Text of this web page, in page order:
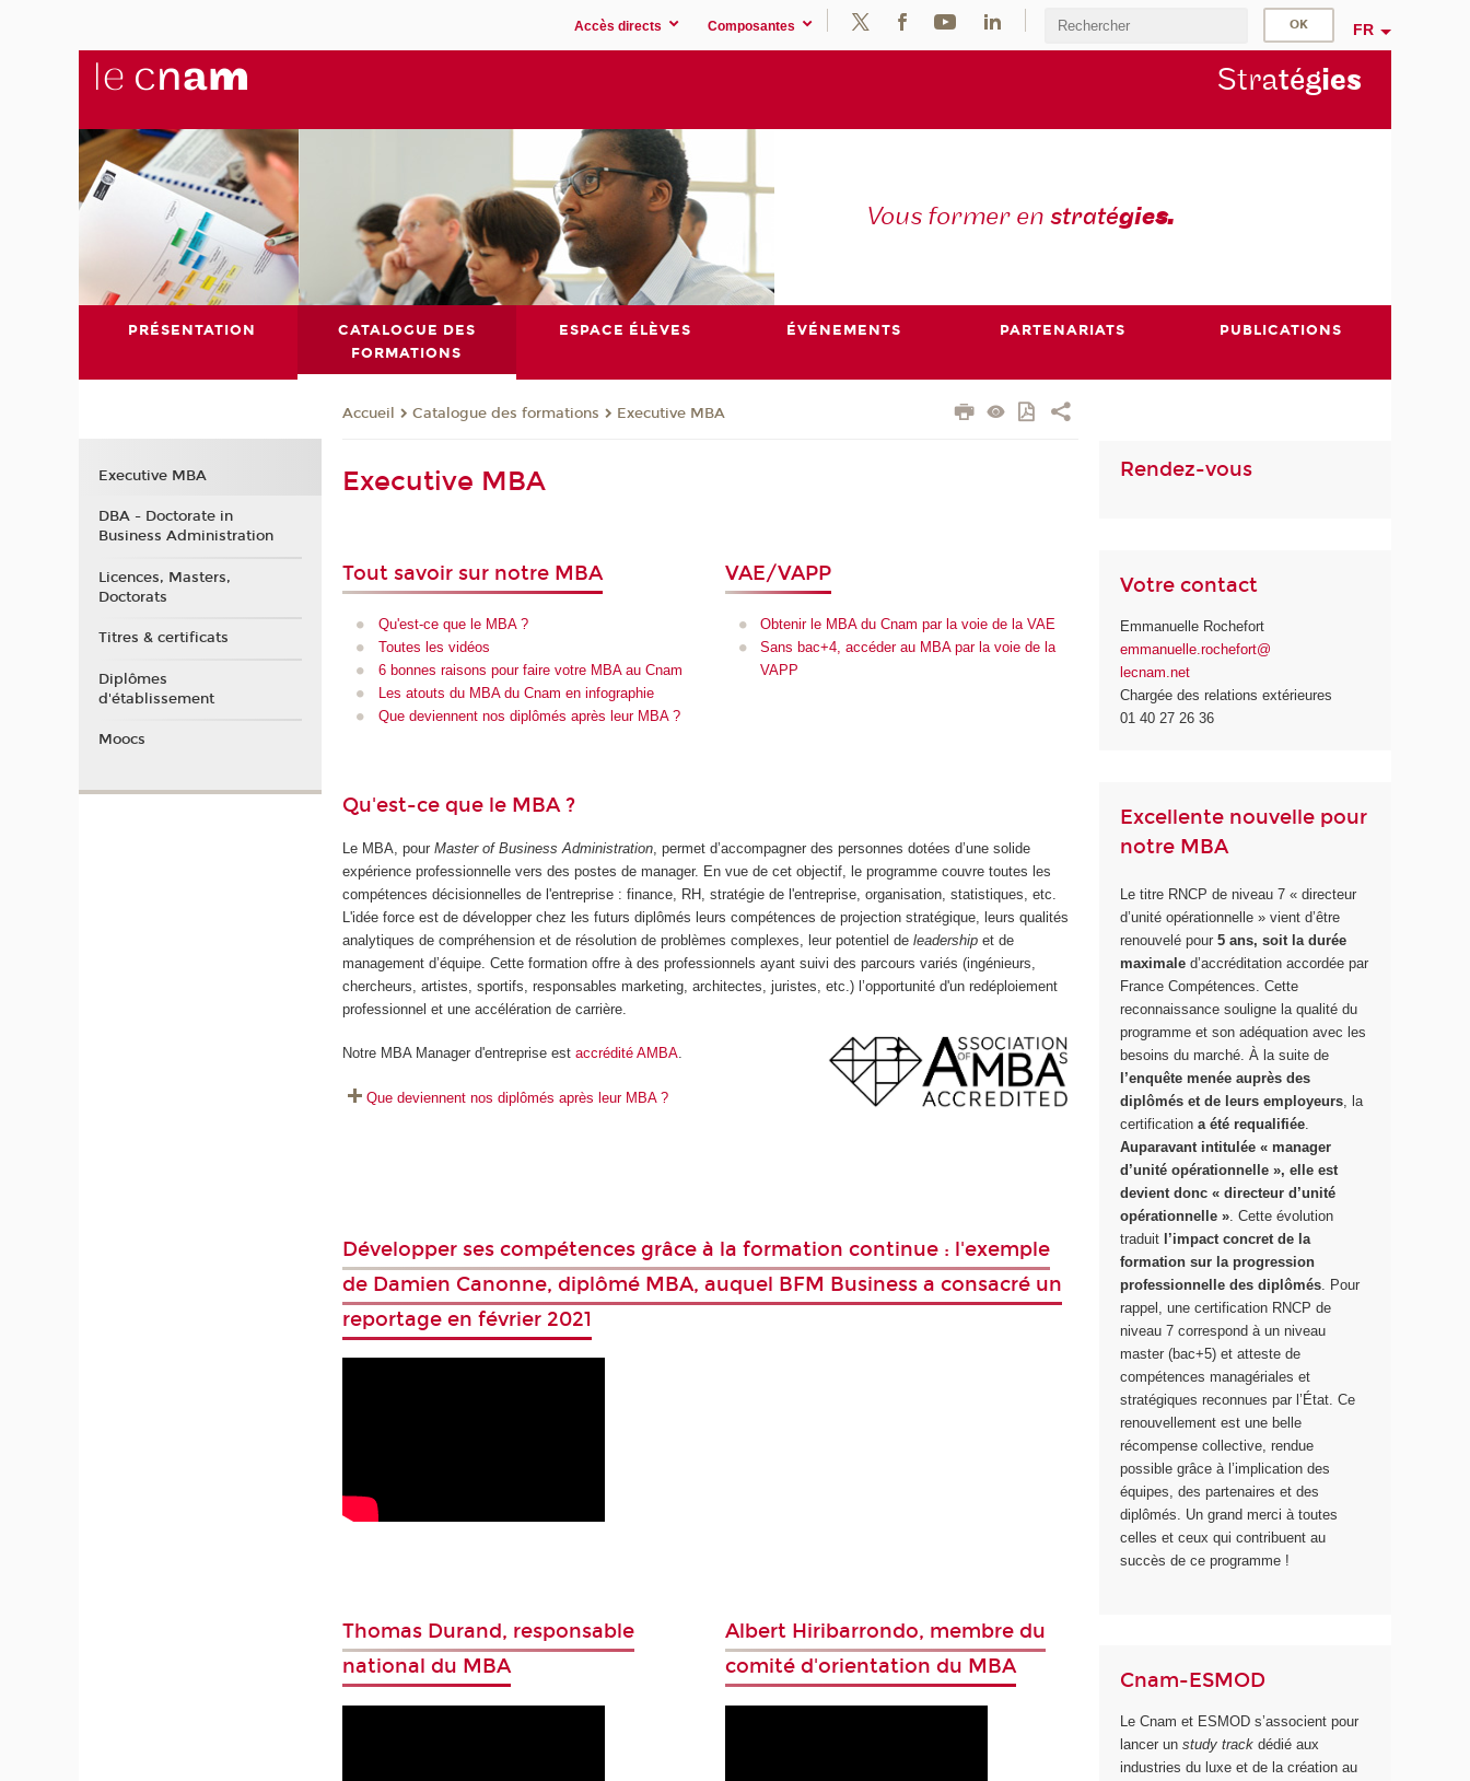
Accès directs Composantes FR
Stratégies
Vous former en stratégies.
PRÉSENTATION
CATALOGUE DES
FORMATIONS
ESPACE ÉLÈVES ÉVÉNEMENTS PARTENARIATS PUBLICATIONS
Accueil Catalogue des formations Executive MBA
Executive MBA
Tout savoir sur notre MBA
Qu'est-ce que le MBA ?
Toutes les vidéos
6 bonnes raisons pour faire votre MBA au Cnam
Les atouts du MBA du Cnam en infographie
Que deviennent nos diplômés après leur MBA ?
VAE/VAPP
Obtenir le MBA du Cnam par la voie de la VAE
Sans bac+4, accéder au MBA par la voie de la
VAPP
Qu'est-ce que le MBA ?
Le MBA, pourMaster of Business Administration , permet d’accompagner des personnes dotées d’une solide
expérience professionnelle vers des postes de manager. En vue de cet objectif, le programme couvre toutes les
compétences décisionnelles de l'entreprise : finance, RH, stratégie de l'entreprise, organisation, statistiques, etc.
L'idée force est de développer chez les futurs diplômés leurs compétences de projection stratégique, leurs qualités
analytiques de compréhension et de résolution de problèmes complexes, leur potentiel deleadershipet de
management d’équipe. Cette formation offre à des professionnels ayant suivi des parcours variés (ingénieurs,
chercheurs, artistes, sportifs, responsables marketing, architectes, juristes, etc.) l’opportunité d'un redéploiement
professionnel et une accélération de carrière.
Notre MBA Manager d'entreprise estaccrédité AMBA.
Que deviennent nos diplômés après leur MBA ?
Développer ses compétences grâce à la formation continue : l'exemple
de Damien Canonne, diplômé MBA, auquel BFM Business a consacré un
reportage en février 2021
Thomas Durand, responsable
national du MBA
Albert Hiribarrondo, membre du
comité d'orientation du MBA
Rendez-vous
Votre contact
Emmanuelle Rochefort
emmanuelle.rochefort@
lecnam.net
Chargée des relations extérieures
01 40 27 26 36
Excellente nouvelle pour
notre MBA
Le titre RNCP de niveau 7 « directeur
d’unité opérationnelle » vient d’être
renouvelé pour5 ans, soit la durée
maximale d’accréditation accordée par
France Compétences. Cette
reconnaissance souligne la qualité du
programme et son adéquation avec les
besoins du marché. À la suite de
l’enquête menée auprès des
diplômés et de leurs employeurs, la
certificationa été requalifiée.
Auparavant intitulée « manager
d’unité opérationnelle », elle est
devient donc « directeur d’unité
opérationnelle ». Cette évolution
traduit l’impact concret de la
formation sur la progression
professionnelle des diplômés. Pour
rappel, une certification RNCP de
niveau 7 correspond à un niveau
master (bac+5) et atteste de
compétences managériales et
stratégiques reconnues par l’État. Ce
renouvellement est une belle
récompense collective, rendue
possible grâce à l’implication des
équipes, des partenaires et des
diplômés. Un grand merci à toutes
celles et ceux qui contribuent au
succès de ce programme !
Cnam-ESMOD
Le Cnam et ESMOD s’associent pour
lancer unstudy track dédié aux
industries du luxe et de la création au
Executive MBA
DBA - Doctorate in
Business Administration
Licences, Masters,
Doctorats
Titres & certificats
Diplômes
d'établissement
Moocs